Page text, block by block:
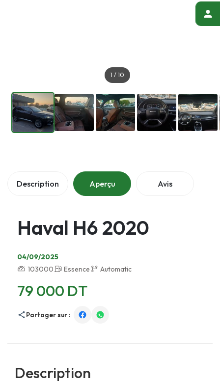
1 / 10
Description Aperçu Avis
Haval H6 2020
04/09/2025
103000
Essence Automatic
79 000 DT
Partager sur :
Description